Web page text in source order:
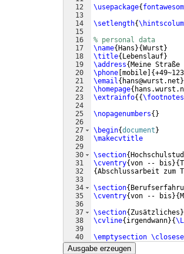
12
13
14
15
16
17
18
19
20
21
22
23
24
25
26
27
28
29
30
31
32
33
34
35
36
37
38
39
40
41
\usepackage{
\setlength{
% personal data
\name{ Hans }{Wurst }
\title{ Lebenslauf}
\address{ Meine Straße
\phone mobile {
\email{ hans@wurst.net }
\homepage{
\extrainfo{{
\nopagenumbers{ }
\begin{document }
\makecvtitle
\section{
\cventry{von -- bis }{
{Abschlussarbeit zum
\section{
\cventry{von -- bis }{
\section{ Zusätzliches }
\cvline{ irgendwann}{
\emptysection
%\newline
Ausgabe erzeugen